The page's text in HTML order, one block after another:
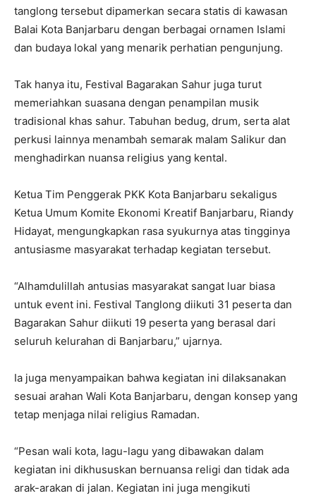
tanglong tersebut dipamerkan secara statis di kawasan
Balai Kota Banjarbaru dengan berbagai ornamen Islami
dan budaya lokal yang menarik perhatian pengunjung.
Tak hanya itu, Festival Bagarakan Sahur juga turut
memeriahkan suasana dengan penampilan musik
tradisional khas sahur. Tabuhan bedug, drum, serta alat
perkusi lainnya menambah semarak malam Salikur dan
menghadirkan nuansa religius yang kental.
Ketua Tim Penggerak PKK Kota Banjarbaru sekaligus
Ketua Umum Komite Ekonomi Kreatif Banjarbaru, Riandy
Hidayat, mengungkapkan rasa syukurnya atas tingginya
antusiasme masyarakat terhadap kegiatan tersebut.
“Alhamdulillah antusias masyarakat sangat luar biasa
untuk event ini. Festival Tanglong diikuti 31 peserta dan
Bagarakan Sahur diikuti 19 peserta yang berasal dari
seluruh kelurahan di Banjarbaru,” ujarnya.
Ia juga menyampaikan bahwa kegiatan ini dilaksanakan
sesuai arahan Wali Kota Banjarbaru, dengan konsep yang
tetap menjaga nilai religius Ramadan.
“Pesan wali kota, lagu-lagu yang dibawakan dalam
kegiatan ini dikhususkan bernuansa religi dan tidak ada
arak-arakan di jalan. Kegiatan ini juga mengikuti